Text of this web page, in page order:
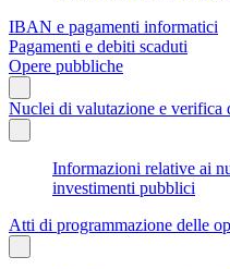
IBAN e pagamenti informatici
Pagamenti e debiti scaduti
Opere pubbliche
Nuclei di valutazione e verifica
Informazioni relative ai
investimenti pubblici
Atti di programmazione delle